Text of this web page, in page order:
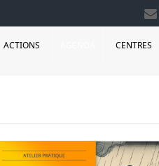
ACTIONS CENTRES